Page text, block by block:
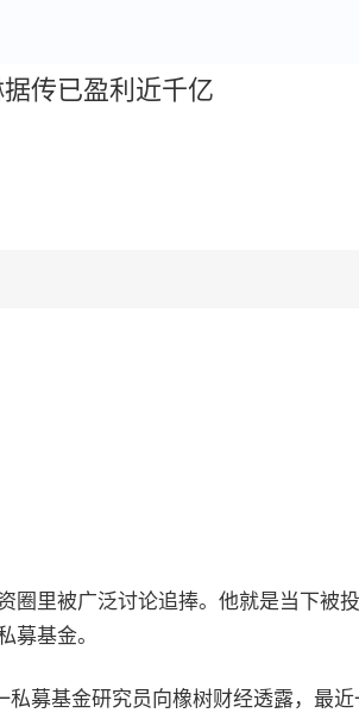
传已盈利近千亿
里被广泛讨论追捧。他就是当下被
基金。
募基金研究员向橡树财经透露，最